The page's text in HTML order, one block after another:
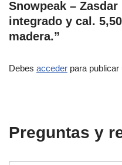
Snowpeak –
integrado y cal.
madera.”
Debes acceder para publicar
Preguntas y